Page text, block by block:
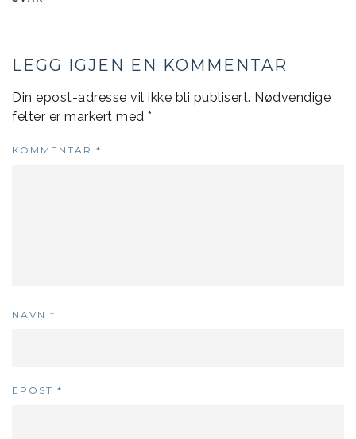
LEGG IGJEN EN KOMMENTAR
Din epost-adresse vil ikke bli publisert. Nødvendige
felter er markert med *
KOMMENTAR *
NAVN *
EPOST *